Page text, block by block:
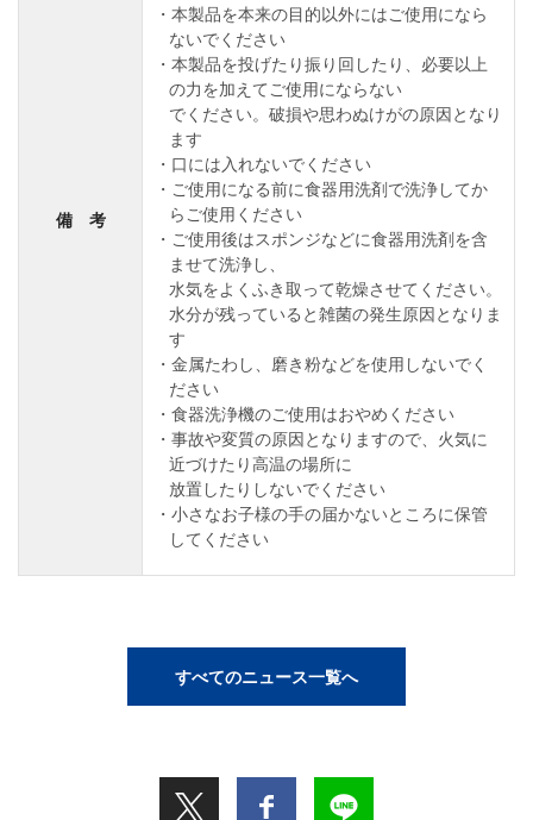
備 考
本製品を本来の目的以外にはご使用になら
ないでください
本製品を投げたり振り回したり、必要以上
の力を加えてご使用にならない
でください。破損や思わぬけがの原因となり
ます
口には入れないでください
ご使用になる前に食器用洗剤で洗浄してか
らご使用ください
ご使用後はスポンジなどに食器用洗剤を含
ませて洗浄し、
水気をよくふき取って乾燥させてください。
水分が残っていると雑菌の発生原因となりま
す
金属たわし、磨き粉などを使用しないでく
ださい
食器洗浄機のご使用はおやめください
事故や変質の原因となりますので、火気に
近づけたり高温の場所に
放置したりしないでください
小さなお子様の手の届かないところに保管
してください
すべてのニュース一覧へ